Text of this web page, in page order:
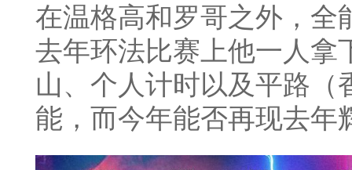
在温格高和罗哥之外，全
去年环法比赛上他一人拿
山、个人计时以及平路（
能，而今年能否再现去年